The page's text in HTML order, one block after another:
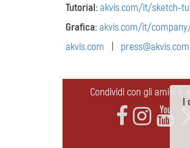
I
Tutorial:akvis.com/it/sketch-
Grafica:akvis.com/it/
akvis.com
press@akvis.com
Condividi con gli amici e